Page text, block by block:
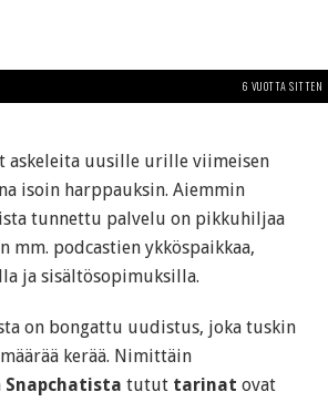
6 VUOTTA SITTEN
askeleita uusille urille viimeisen
isoin harppauksin. Aiemmin
tunnettu palvelu on pikkuhiljaa
mm. podcastien ykköspaikkaa,
ja sisältösopimuksilla.
on bongattu uudistus, joka tuskin
kerää. Nimittäin
Snapchatista tutut tarinat ovat